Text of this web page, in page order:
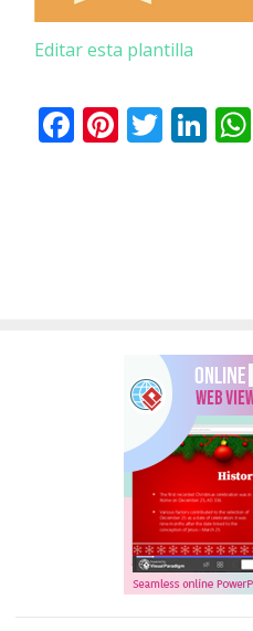
Editar esta plantilla
Facebook